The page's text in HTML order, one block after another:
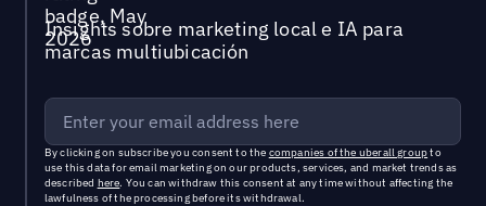
Insights sobre marketing local e IA para
marcas multiubicación
By clicking on subscribe you consent to the companies of the uberall groupto
use this data for email marketing on our products, services, and market trends as
described here. You can withdraw this consent at any time without affecting the
lawfulness of the processing before its withdrawal.